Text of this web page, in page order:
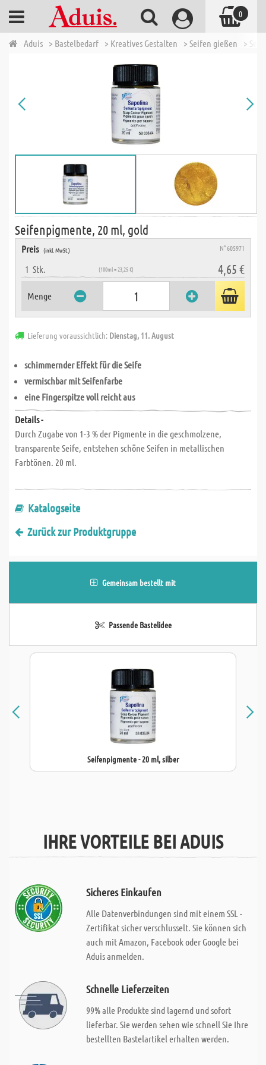
Aduis > Bastelbedarf > Kreatives Gestalten > Seifen gießen >
Seifenpigmente, 20 ml, gold
Preis (inkl. MwSt.) N° 605971
1 Stk. (100ml = 23,25 €) 4,65 €
Menge
Lieferung voraussichtlich: Dienstag, 11. August
schimmernder Effektfür die Seife
vermischbar mit Seifenfarbe
eine Fingerspitzevoll reicht aus
Details -
Durch Zugabe von 1-3 % der Pigmente in die geschmolzene,
transparente Seife, entstehen schöne Seifen in metallischen
Farbtönen. 20 ml.
Katalogseite
Zurück zur Produktgruppe
Gemeinsam bestellt mit
Passende Bastelidee
Seifenpigmente - 20 ml, silber
IHRE VORTEILE BEI ADUIS
Sicheres Einkaufen
Alle Datenverbindungen sind mit einem SSL -
Zertifikat sicher verschlusselt. Sie können sich
auch mit Amazon, Facebook oder Google bei
Aduis anmelden.
Schnelle Lieferzeiten
99% alle Produkte sind lagernd und sofort
lieferbar. Sie werden sehen wie schnell Sie Ihre
bestellten Bastelartikel erhalten werden.
0